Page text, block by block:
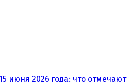
июня 2026 года: что отмечают